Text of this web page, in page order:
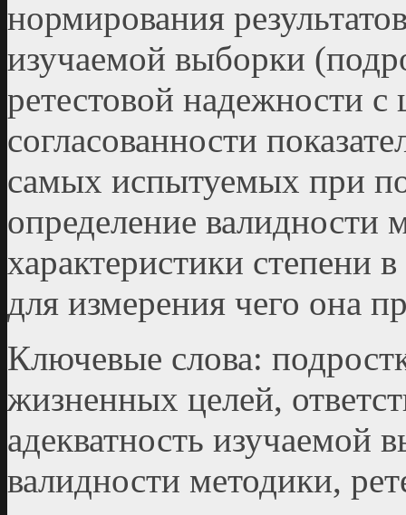
нормирования
изучаемой выборки
ретестовой надежности
согласованности
самых испытуемых при
определение валидности
характеристики степени
для измерения чего она
Ключевые слова:
жизненных целей,
адекватность изучаемой
валидности методики,